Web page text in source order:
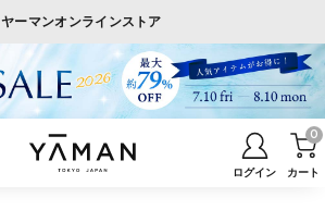
ヤーマンオンラインストア
ログイン カート
0